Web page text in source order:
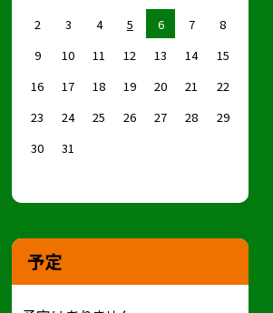
2
3 4 5 6 7
8
9
10 11 12 13 14
15
16
17 18 19 20 21
22
23
24 25 26 27 28
29
30
31
予定